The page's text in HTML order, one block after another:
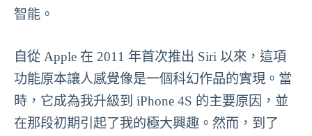
智能。
自從 Apple 在 2011 年首次推出 Siri 以來，這項
功能原本讓人感覺像是一個科幻作品的實現。當
時，它成為我升級到 iPhone 4S 的主要原因，並
在那段初期引起了我的極大興趣。然而，到了